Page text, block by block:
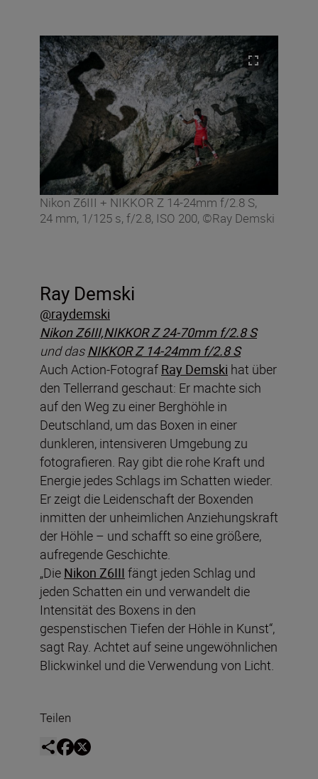
Nikon Z6III + NIKKOR Z 14-24mm f/2.8 S,
24 mm, 1/125 s, f/2.8, ISO 200, ©Ray Demski
Ray Demski
@raydemski
Nikon Z6III,NIKKOR Z 24-70mm f/2.8 S
und dasNIKKOR Z 14-24mm f/2.8 S
Auch Action-Fotograf Ray Demski hat über
den Tellerrand geschaut: Er machte sich
auf den Weg zu einer Berghöhle in
Deutschland, um das Boxen in einer
dunkleren, intensiveren Umgebung zu
fotografieren. Ray gibt die rohe Kraft und
Energie jedes Schlags im Schatten wieder.
Er zeigt die Leidenschaft der Boxenden
inmitten der unheimlichen Anziehungskraft
der Höhle – und schafft so eine größere,
aufregende Geschichte.
„Die Nikon Z6III fängt jeden Schlag und
jeden Schatten ein und verwandelt die
Intensität des Boxens in den
gespenstischen Tiefen der Höhle in Kunst“,
sagt Ray. Achtet auf seine ungewöhnlichen
Blickwinkel und die Verwendung von Licht.
Teilen